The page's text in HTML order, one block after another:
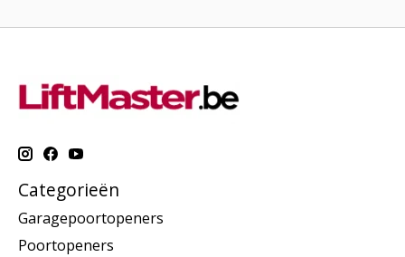
Categorieën
Garagepoortopeners
Poortopeners